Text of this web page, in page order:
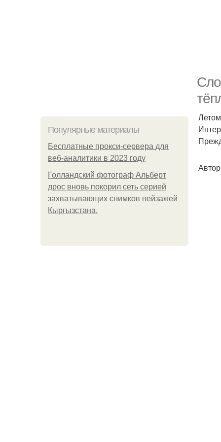
Популярные материалы
Бесплатные прокси-сервера для
веб-аналитики в 2023 году
Голландский фотограф Альберт
дрос вновь покорил сеть серией
захватывающих снимков пейзажей
Кыргызстана.